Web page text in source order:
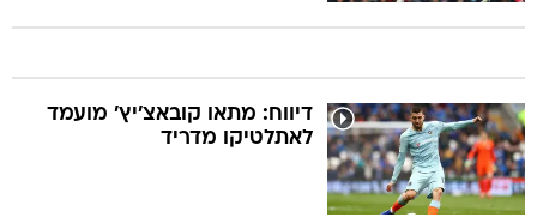
דיווח: מתאו קובאצ'יץ' מועמד
לאתלטיקו מדריד